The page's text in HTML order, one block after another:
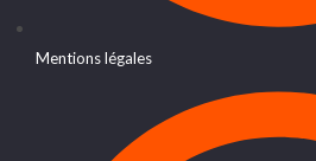
Mentions légales